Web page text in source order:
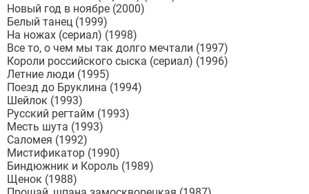
Новый год в ноябре (2000)
Белый танец (1999)
На ножах (сериал) (1998)
Все то, о чем мы так долго мечтали (1997)
Короли российского сыска (сериал) (1996)
Летние люди (1995)
Поезд до Бруклина (1994)
Шейлок (1993)
Русский регтайм (1993)
Месть шута (1993)
Саломея (1992)
Мистификатор (1990)
Биндюжник и Король (1989)
Щенок (1988)